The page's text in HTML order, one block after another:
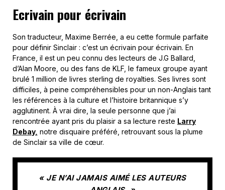
Ecrivain pour écrivain
Son traducteur, Maxime Berrée, a eu cette formule parfaite
pour définir Sinclair : c’est un écrivain pour écrivain. En
France, il est un peu connu des lecteurs de J.G Ballard,
d’Alan Moore, ou des fans de KLF, le fameux groupe ayant
brulé 1 million de livres sterling de royalties. Ses livres sont
difficiles, à peine compréhensibles pour un non-Anglais tant
les références à la culture et l’histoire britannique s’y
agglutinent. À vrai dire, la seule personne que j’ai
rencontrée ayant pris du plaisir a sa lecture reste Larry
Debay, notre disquaire préféré, retrouvant sous la plume
de Sinclair sa ville de cœur.
« JE N’AI JAMAIS AIMÉ LES AUTEURS